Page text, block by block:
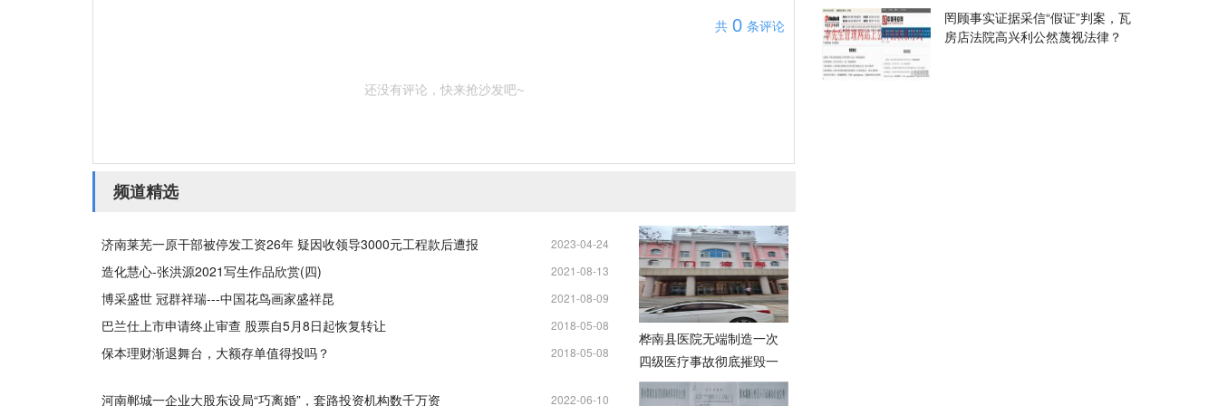
共 0 条评论
还没有评论，快来抢沙发吧~
频道精选
济南莱芜一原干部被停发工资26年 疑因收领导3000元工程款后遭报
2023-04-24
11:25:04
造化慧心-张洪源2021写生作品欣赏(四)
2021-08-13
13:34:37
博采盛世 冠群祥瑞---中国花鸟画家盛祥昆
2021-08-09
13:19:58
巴兰仕上市申请终止审查 股票自5月8日起恢复转让
2018-05-08
21:18:18
保本理财渐退舞台，大额存单值得投吗？
2018-05-08
河南郸城一企业大股东设局“巧离婚”，套路投资机构数千万资 2022-06-10
桦南县医院无端制造一次
四级医疗事故彻底摧毁一
名女企业家
罔顾事实证据采信“假证”判案，瓦
房店法院高兴利公然蔑视法律？